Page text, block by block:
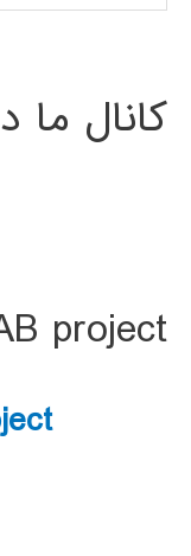
کانال ما
project